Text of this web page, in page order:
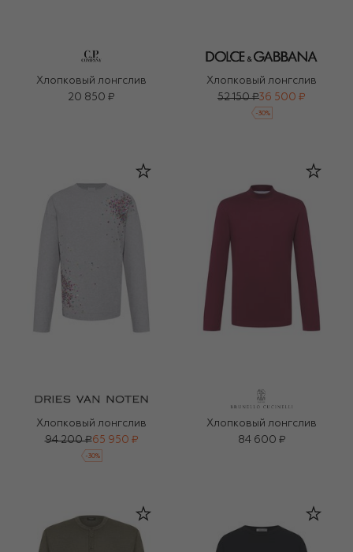
Хлопковый лонгслив
20 850 ₽
Хлопковый лонгслив
52 150 ₽36 500 ₽
-30%
Хлопковый лонгслив
94 200 ₽65 950 ₽
-30%
Хлопковый лонгслив
84 600 ₽